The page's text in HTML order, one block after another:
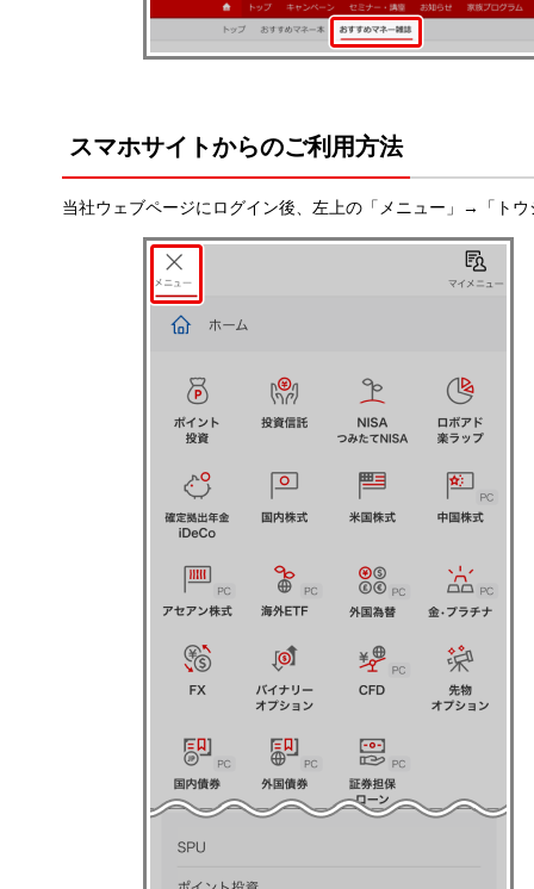
スマホサイトからのご利用方法
当社ウェブページにログイン後、左上の「メニュー」→「ト